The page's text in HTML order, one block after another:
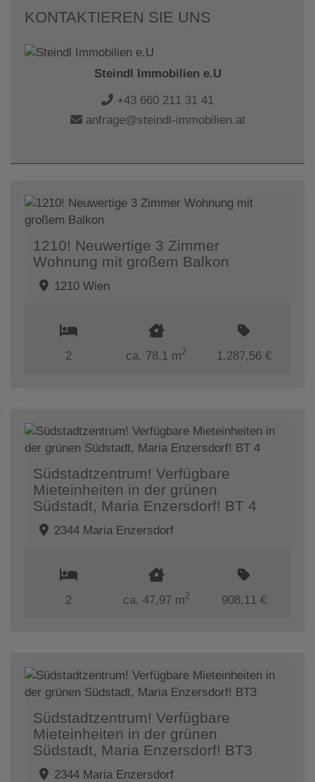
KONTAKTIEREN SIE UNS
Steindl Immobilien e.U
+43 660 211 31 41
anfrage@steindl-immobilien.at
1210! Neuwertige 3 Zimmer
Wohnung mit großem Balkon
1210 Wien
2 ca. 78,1 m2 1.287,56 €
Südstadtzentrum! Verfügbare
Mieteinheiten in der grünen
Südstadt, Maria Enzersdorf! BT 4
2344 Maria Enzersdorf
2 ca. 47,97 m2 908,11 €
Südstadtzentrum! Verfügbare
Mieteinheiten in der grünen
Südstadt, Maria Enzersdorf! BT3
2344 Maria Enzersdorf